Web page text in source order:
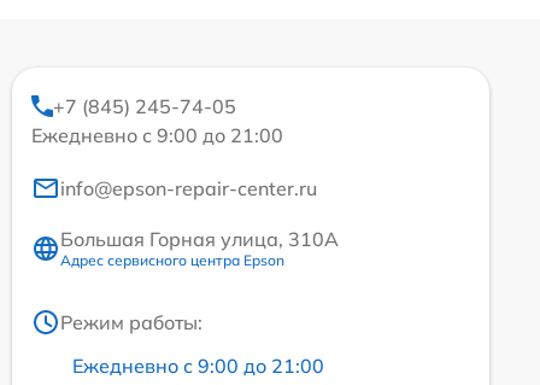
+7 (845) 245-74-05
Ежедневно с 9:00 до 21:00
info@epson-repair-center.ru
Большая Горная улица, 310А
Адрес сервисного центра Epson
Режим работы:
Ежедневно с 9:00 до 21:00